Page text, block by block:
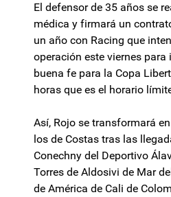
El defensor de 35 años se
médica y firmará un
un año con Racing que
operación este viernes
buena fe para la Copa
horas que es el horario
Así, Rojo se transformará
los de Costas tras las
Conechny del Deportivo
Torres de Aldosivi de Mar
de América de Cali de